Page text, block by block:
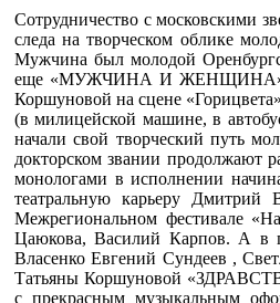
Сотрудничество с московскими
следа на творческом облике
Мужчина был молодой
еще «МУЖЧИНА И ЖЕНЩИНА» это
Коршуновой на сцене
(в милицейской машине, в
начали свой творческий путь
докторском звании продолжают
монологами в исполнении
театральную карьеру
Межрегиональном фестивале
Цаюкова, Василий Карпов. А в
Власенко Евгений Сундеев ,
Татьяны Коршуновой
с прекрасным музыкальным